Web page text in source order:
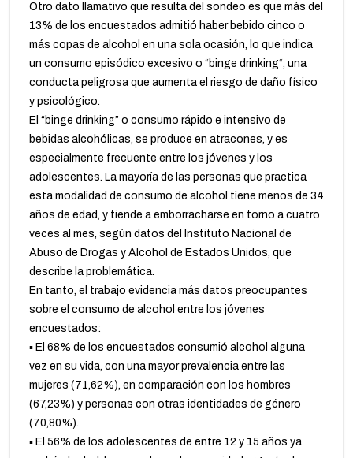
Otro dato llamativo que resulta del sondeo es que más del
13% de los encuestados admitió haber bebido cinco o
más copas de alcohol en una sola ocasión, lo que indica
un consumo episódico excesivo o “binge drinking“, una
conducta peligrosa que aumenta el riesgo de daño físico
y psicológico.
El “binge drinking” o consumo rápido e intensivo de
bebidas alcohólicas, se produce en atracones, y es
especialmente frecuente entre los jóvenes y los
adolescentes. La mayoría de las personas que practica
esta modalidad de consumo de alcohol tiene menos de 34
años de edad, y tiende a emborracharse en torno a cuatro
veces al mes, según datos del Instituto Nacional de
Abuso de Drogas y Alcohol de Estados Unidos, que
describe la problemática.
En tanto, el trabajo evidencia más datos preocupantes
sobre el consumo de alcohol entre los jóvenes
encuestados:
▪️ El 68% de los encuestados consumió alcohol alguna
vez en su vida, con una mayor prevalencia entre las
mujeres (71,62%), en comparación con los hombres
(67,23%) y personas con otras identidades de género
(70,80%).
▪️ El 56% de los adolescentes de entre 12 y 15 años ya